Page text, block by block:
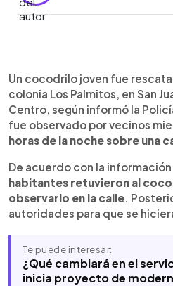
Escuchar artículo
Habitantes de la colonia
Opico, La Libertad Centro,
cocodrilo joven que fue
mientras se desplazaba por
comunidad. Según la
entregado a la División de
su evaluación y posterior
adecuado. La institución
estado del animal. El MARN
distancia ante cocodrilos y
permanecen estas
compromiso institucional.
Un cocodrilo joven fue
colonia Los Palmitos, en San
Centro, según informó la
fue observado por vecinos
horas de la noche sobre una
De acuerdo con la información
habitantes retuvieron al
observarlo en la calle.
autoridades para que se
Te puede interesar:
¿Qué cambiará en el
inicia proyecto de